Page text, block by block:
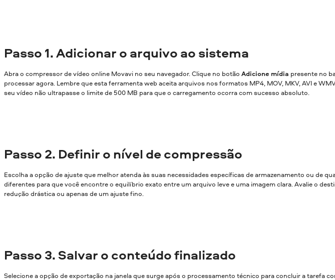
Passo 1. Adicionar o arquivo ao sistema
Abra o compressor de vídeo online Movavi no seu navegador. Clique no botão Adicione mídia presente no
processar agora. Lembre que esta ferramenta web aceita arquivos nos formatos MP4, MOV, MKV, AVI e
seu vídeo não ultrapasse o limite de 500 MB para que o carregamento ocorra com sucesso absoluto.
Passo 2. Definir o nível de compressão
Escolha a opção de ajuste que melhor atenda às suas necessidades específicas de armazenamento ou de
diferentes para que você encontre o equilíbrio exato entre um arquivo leve e uma imagem clara. Avalie o
redução drástica ou apenas de um ajuste fino.
Passo 3. Salvar o conteúdo finalizado
Selecione a opção de exportação na janela que surge após o processamento técnico para concluir a tarefa